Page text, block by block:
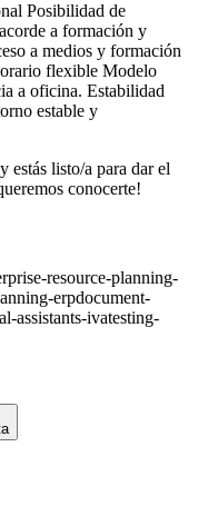
Posibilidad de
a formación y
a medios y formación
flexible Modelo
a oficina. Estabilidad
estable y
estás listo/a para dar el
conocerte!
resource-planning-
erpdocument-
assistants-ivatesting-